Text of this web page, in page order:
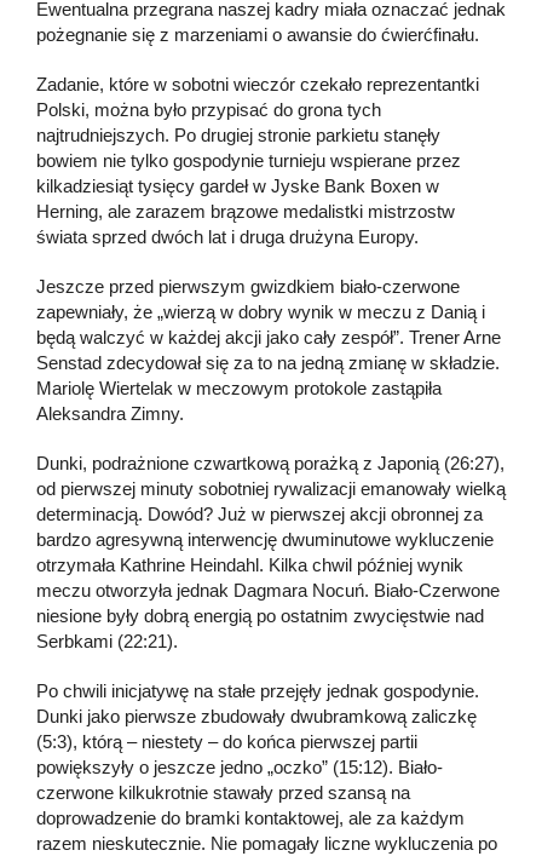
Ewentualna przegrana naszej kadry miała oznaczać jednak
pożegnanie się z marzeniami o awansie do ćwierćfinału.
Zadanie, które w sobotni wieczór czekało reprezentantki
Polski, można było przypisać do grona tych
najtrudniejszych. Po drugiej stronie parkietu stanęły
bowiem nie tylko gospodynie turnieju wspierane przez
kilkadziesiąt tysięcy gardeł w Jyske Bank Boxen w
Herning, ale zarazem brązowe medalistki mistrzostw
świata sprzed dwóch lat i druga drużyna Europy.
Jeszcze przed pierwszym gwizdkiem biało-czerwone
zapewniały, że „wierzą w dobry wynik w meczu z Danią i
będą walczyć w każdej akcji jako cały zespół”. Trener Arne
Senstad zdecydował się za to na jedną zmianę w składzie.
Mariolę Wiertelak w meczowym protokole zastąpiła
Aleksandra Zimny.
Dunki, podrażnione czwartkową porażką z Japonią (26:27),
od pierwszej minuty sobotniej rywalizacji emanowały wielką
determinacją. Dowód? Już w pierwszej akcji obronnej za
bardzo agresywną interwencję dwuminutowe wykluczenie
otrzymała Kathrine Heindahl. Kilka chwil później wynik
meczu otworzyła jednak Dagmara Nocuń. Biało-Czerwone
niesione były dobrą energią po ostatnim zwycięstwie nad
Serbkami (22:21).
Po chwili inicjatywę na stałe przejęły jednak gospodynie.
Dunki jako pierwsze zbudowały dwubramkową zaliczkę
(5:3), którą – niestety – do końca pierwszej partii
powiększyły o jeszcze jedno „oczko” (15:12). Biało-
czerwone kilkukrotnie stawały przed szansą na
doprowadzenie do bramki kontaktowej, ale za każdym
razem nieskutecznie. Nie pomagały liczne wykluczenia po